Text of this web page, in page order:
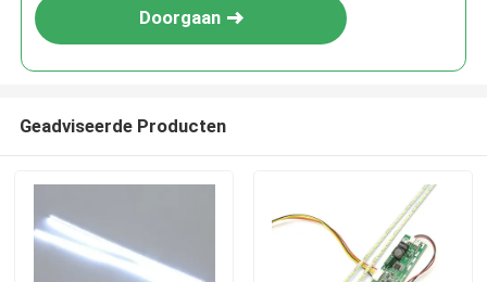
INZENDEN
Doorgaan
Geadviseerde Producten